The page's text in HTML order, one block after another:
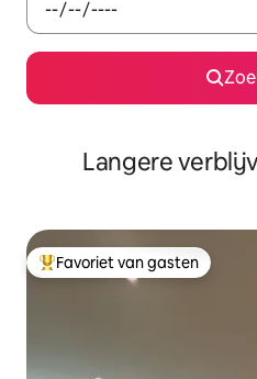
Langere
Topfavoriet van gasten
Favoriet van gasten